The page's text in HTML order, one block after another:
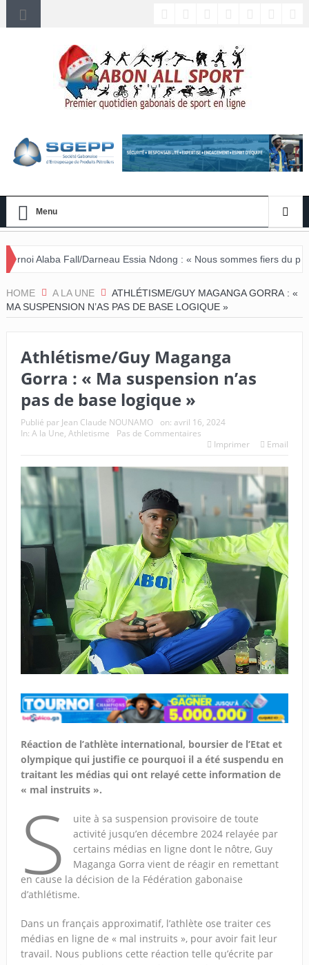
Menu
Essia Ndong : « Nous sommes fiers du parcours de nos
HOME A LA UNE
ATHLÉTISME/GUY MAGANGA GORRA : «
MA SUSPENSION N’AS PAS DE BASE LOGIQUE »
Athlétisme/Guy Maganga
Gorra : « Ma suspension n’as
pas de base logique »
Publié par Jean Claude NOUNAMO on: avril 16, 2024
In: A la Une, Athletisme
Pas de Commentaires
Imprimer
Email
Réaction de l’athlète international, boursier de l’Etat et
olympique qui justifie ce pourquoi il a été suspendu en
traitant les médias qui ont relayé cette information de
« mal instruits ».
S
uite à sa suspension provisoire de toute
activité jusqu’en décembre 2024 relayée par
certains médias en ligne dont le nôtre, Guy
Maganga Gorra vient de réagir en remettant
en cause la décision de la Fédération gabonaise
d’athlétisme.
Dans un français approximatif, l’athlète ose traiter ces
médias en ligne de « mal instruits », pour avoir fait leur
travail. Nous publions cette réaction telle qu’écrite par